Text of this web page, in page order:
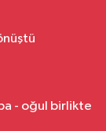
- oğul birlikte